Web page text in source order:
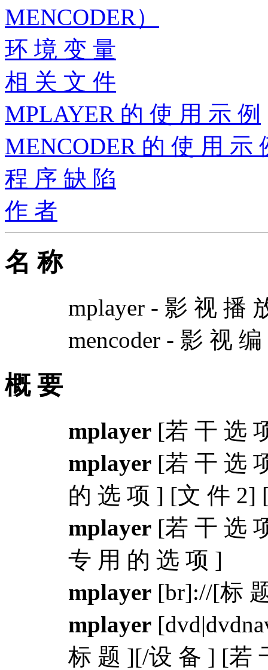
MENCODER）
环 境 变 量
相 关 文 件
MPLAYER 的 使 用 示 例
MENCODER 的 使 用 示
程 序 缺 陷
作 者
名 称
mplayer - 影 视 播
mencoder - 影 视
概 要
mplayer [若 干 选
mplayer [若 干 选
的 选 项 ] [文 件 2]
mplayer [若 干 选
专 用 的 选 项 ]
mplayer [br]://[标
mplayer
标 题 ][/设 备 ] [若